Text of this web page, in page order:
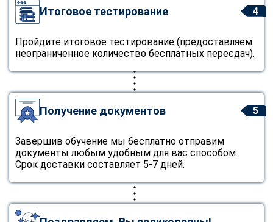
4
Итоговое тестирование
Пройдите итоговое тестирование (предоставляем
неограниченное количество бесплатных пересдач).
5
Получение документов
Завершив обучение мы бесплатно отправим
документы любым удобным для вас способом.
Срок доставки составляет 5-7 дней.